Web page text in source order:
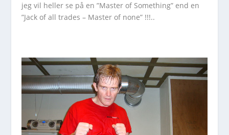
jeg vil heller se på en ”Master of Something” end en
”Jack of all trades – Master of none” !!!..